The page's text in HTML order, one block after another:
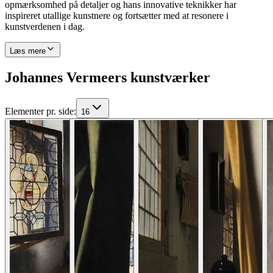
opmærksomhed på detaljer og hans innovative teknikker har
inspireret utallige kunstnere og fortsætter med at resonere i
kunstverdenen i dag.
Læs mere
Johannes Vermeers kunstværker
Elementer pr. side: 16